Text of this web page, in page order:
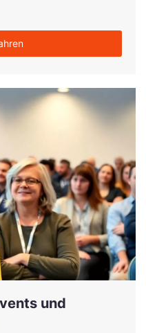
und